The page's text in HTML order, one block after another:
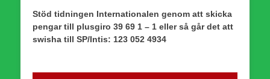
Stöd tidningen Internationalen genom att skicka
pengar till plusgiro 39 69 1 – 1 eller så går det att
swisha till SP/Intis: 123 052 4934